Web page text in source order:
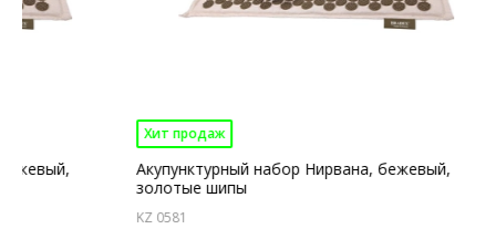
Хит продаж
Акупунктурный набор Нирвана, бежевый,
золотые шипы
KZ 0581